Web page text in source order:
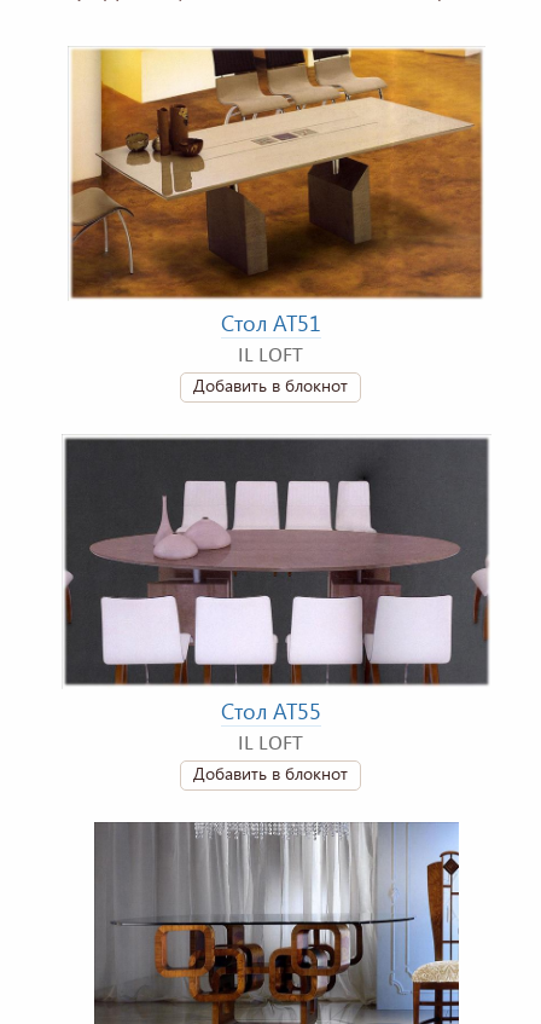
Стол AT51
IL LOFT
Добавить в блокнот
Стол AT55
IL LOFT
Добавить в блокнот